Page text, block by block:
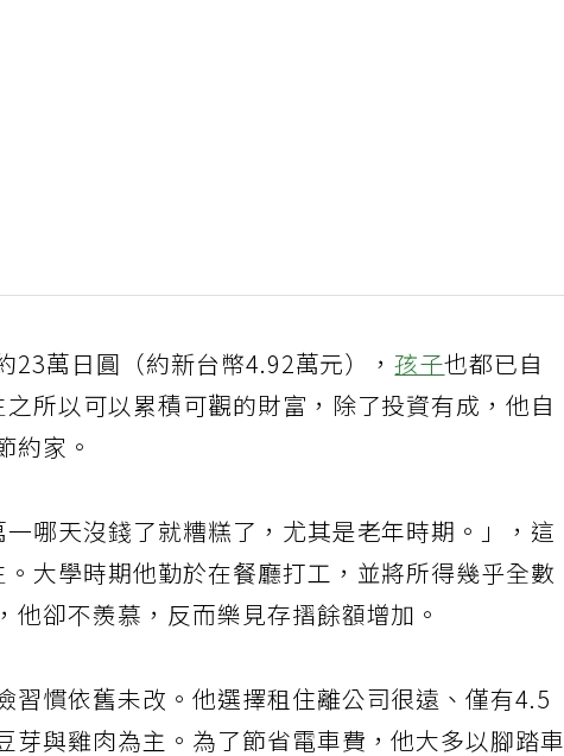
23萬日圓（約新台幣4.92萬元），孩子也都已自
所以可以累積可觀的財富，除了投資有成，他自
約家。
哪天沒錢了就糟糕了，尤其是老年時期。」，這
大學時期他勤於在餐廳打工，並將所得幾乎全數
卻不羨慕，反而樂見存摺餘額增加。
習慣依舊未改。他選擇租住離公司很遠、僅有4.5